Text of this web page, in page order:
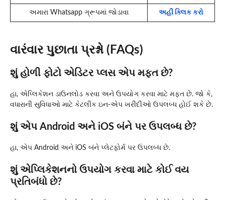
અમારા Whatsapp ગ્રૂપમાં જોડાવા અહીં ક્લિક કરો
વારંવાર પુછાતા પ્રશ્નો (FAQs)
શું હોળી ફોટો એડિટર પ્લસ એપ મફત છે?
હા, એપ્લિકેશન ડાઉનલોડ કરવા અને ઉપયોગ કરવા માટે મફત છે. જો કે,
વધારાની સુવિધાઓ માટે કેટલીક ઇન-એપ ખરીદીઓ ઉપલબ્ધ હોઈ શકે છે.
શું એપ Android અને iOS બંને પર ઉપલબ્ધ છે?
હા, એપ Android અને iOS બંને પ્લેટફોર્મ પર ઉપલબ્ધ છે.
શું એપ્લિકેશનનો ઉપયોગ કરવા માટે કોઈ વય
પ્રતિબંધો છે?